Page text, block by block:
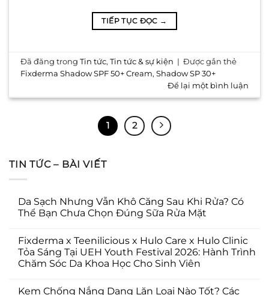
TIẾP TỤC ĐỌC →
Đã đăng trongTin tức,Tin tức & sự kiện | Được gắn thẻ
Fixderma Shadow SPF 50+ Cream,Shadow SP 30+
Để lại một bình luận
1 2
TIN TỨC – BÀI VIẾT
Da Sạch Nhưng Vẫn Khô Căng Sau Khi Rửa? Có
Thể Bạn Chưa Chọn Đúng Sữa Rửa Mặt
Fixderma x Teenilicious x Hulo Care x Hulo Clinic
Tỏa Sáng Tại UEH Youth Festival 2026: Hành Trình
Chăm Sóc Da Khoa Học Cho Sinh Viên
Kem Chống Nắng Dạng Lăn Loại Nào Tốt? Các